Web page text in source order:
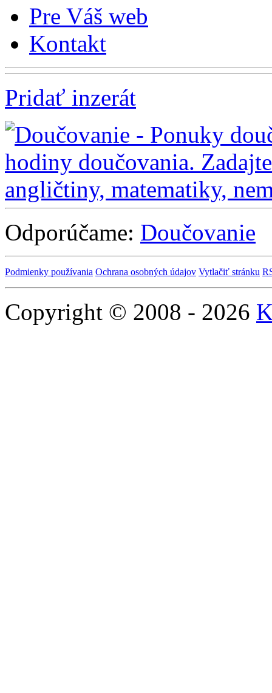
Pre Váš web
Kontakt
Pridať inzerát
Odporúčame: Doučovanie
Podmienky používania Ochrana osobných údajov Vytlačiť stránku
Copyright © 2008 - 2026